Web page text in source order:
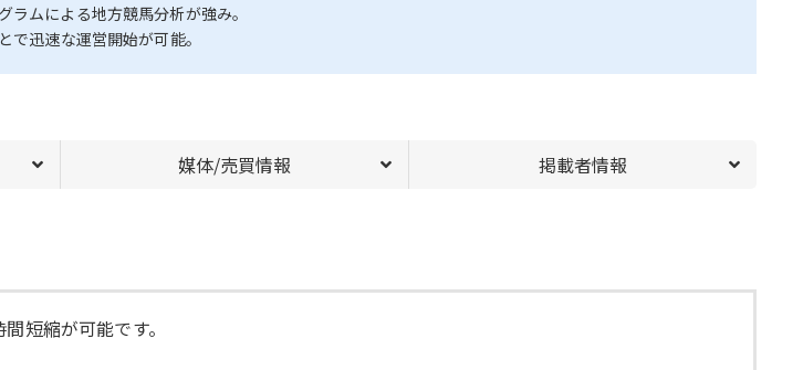
ムによる地方競馬分析が強み。
迅速な運営開始が可能。
媒体/売買情報 掲載者情報
短縮が可能です。